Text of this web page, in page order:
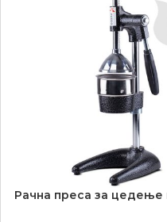
Рачна преса за цедење